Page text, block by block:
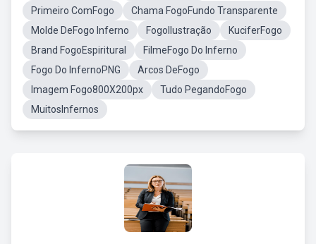
Primeiro ComFogo
Chama FogoFundo Transparente
Molde DeFogo Inferno
FogoIlustração
KuciferFogo
Brand FogoEspiritural
FilmeFogo Do Inferno
Fogo Do InfernoPNG
Arcos DeFogo
Imagem Fogo800X200px
Tudo PegandoFogo
MuitosInfernos